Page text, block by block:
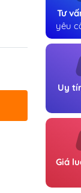
Tư
yêu
Uy
Giá